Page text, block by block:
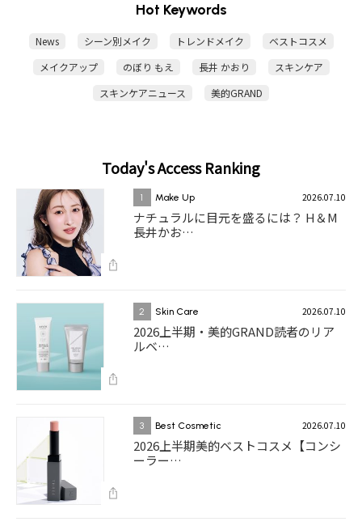
Hot Keywords
News シーン別メイク トレンドメイク
ベストコスメ
メイクアップ
のぼり もえ 長井 かおり
スキンケア
スキンケアニュース
美的GRAND
Today's Access Ranking
1 Make Up 2026.07.10
ナチュラルに目元を盛るには？ H＆M
長井かお…
2 Skin Care 2026.07.10
2026上半期・美的GRAND読者のリア
ルベ…
3 Best Cosmetic 2026.07.10
2026上半期美的ベストコスメ【コンシ
ーラー…